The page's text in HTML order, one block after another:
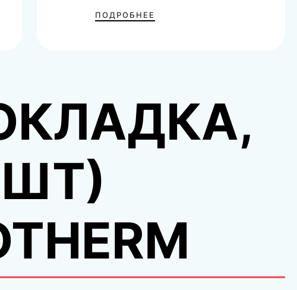
ПОДРОБНЕЕ
ШТ)